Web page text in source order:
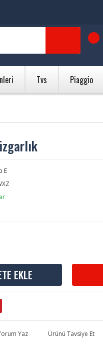
Tvs Piaggio
E
EKLE
Yaz Ürünü Tavsiye Et